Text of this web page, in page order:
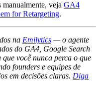
veja GA4
for Retargeting.
na Emilytics — o agente
do GA4, Google Search
você nunca perca o que
founders e equipes de
em decisões claras. Diga